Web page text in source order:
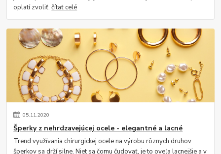
oplatí zvoliť.čítať celé
05.11.2020
Šperky z nehrdzavejúcej ocele - elegantné a lacné
Trend využívania chirurgickej ocele na výrobu rôznych druhov
šperkov sa drží silne. Niet sa čomu čudovať, je to oveľa lacnejšie a v